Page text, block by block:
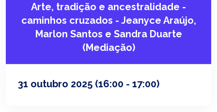
Arte, tradição e ancestralidade -
caminhos cruzados - Jeanyce Araújo,
Marlon Santos e Sandra Duarte
(Mediação)
31 outubro 2025 (16:00 - 17:00)